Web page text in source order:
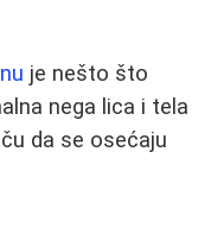
je nešto što
nega lica i tela
da se osećaju